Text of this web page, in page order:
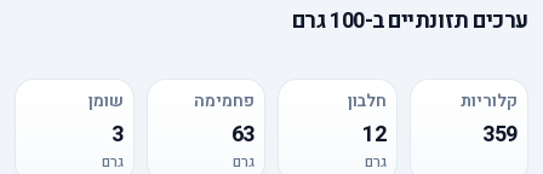
ערכים תזונתייםב-100 גרם
קלוריות
359
חלבון
12
גרם
פחמימה
63
גרם
שומן
3
גרם